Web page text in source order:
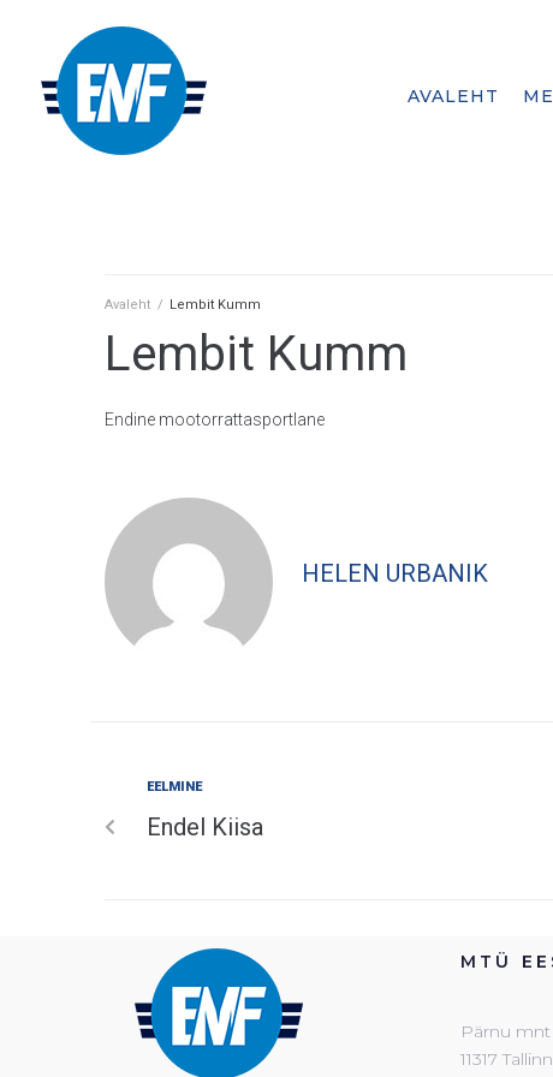
AVALEHT
Avaleht / Lembit Kumm
Lembit Kumm
Endine mootorrattasportlane
HELEN URBANIK
EELMINE
Endel Kiisa
MTÜ
Pärnu mnt
11317 Tallinn